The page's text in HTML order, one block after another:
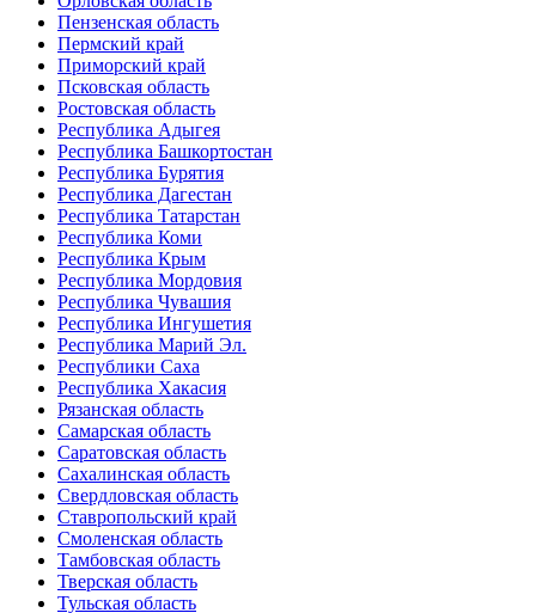
Пензенская область
Пермский край
Приморский край
Псковская область
Ростовская область
Республика Адыгея
Республика Башкортостан
Республика Бурятия
Республика Дагестан
Республика Татарстан
Республика Коми
Республика Крым
Республика Мордовия
Республика Чувашия
Республика Ингушетия
Республика Марий Эл.
Республики Саха
Республика Хакасия
Рязанская область
Самарская область
Саратовская область
Сахалинская область
Свердловская область
Ставропольский край
Смоленская область
Тамбовская область
Тверская область
Тульская область